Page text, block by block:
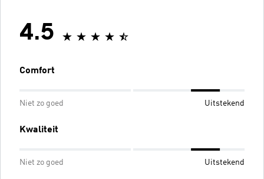
4.5
Comfort
Niet zo goed Uitstekend
Kwaliteit
Niet zo goed Uitstekend